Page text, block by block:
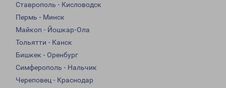
Ставрополь - Кисловодск
Пермь - Минск
Майкоп - Йошкар-Ола
Тольятти - Канск
Бишкек - Оренбург
Симферополь - Нальчик
Череповец - Краснодар